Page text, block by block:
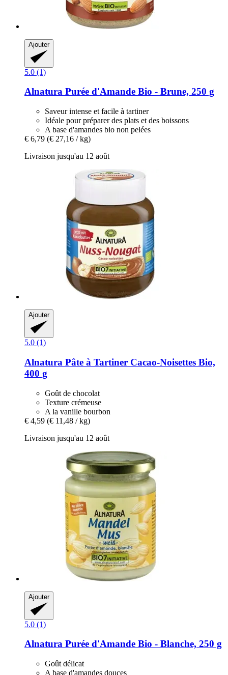
Ajouter
5.0 (1)
Alnatura Purée d'Amande Bio -​ Brune, 250 g
Saveur intense et facile à tartiner
Idéale pour préparer des plats et des boissons
A base d'amandes bio non pelées
€ 6,79 (€ 27,16 / kg)
Livraison jusqu'au 12 août
Ajouter
5.0 (1)
Alnatura Pâte à Tartiner Cacao-​Noisettes Bio,
400 g
Goût de chocolat
Texture crémeuse
A la vanille bourbon
€ 4,59 (€ 11,48 / kg)
Livraison jusqu'au 12 août
Ajouter
5.0 (1)
Alnatura Purée d'Amande Bio -​ Blanche, 250 g
Goût délicat
A base d'amandes douces